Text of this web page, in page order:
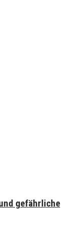
gefährliche